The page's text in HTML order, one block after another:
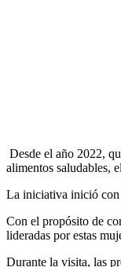
Desde el año 2022,
alimentos saludables,
La iniciativa inició con
Con el propósito de
lideradas por estas
Durante la visita, las